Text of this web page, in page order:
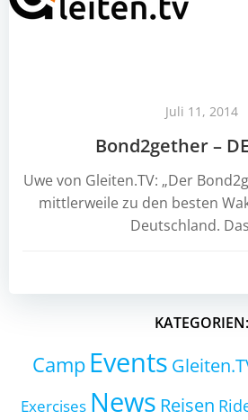
Juli 11, 2014
Bond2gether –
Uwe von Gleiten.TV: „Der
mittlerweile zu den besten
Deutschland.
KATEGORIEN:
Camp Events
Exercises News Reisen